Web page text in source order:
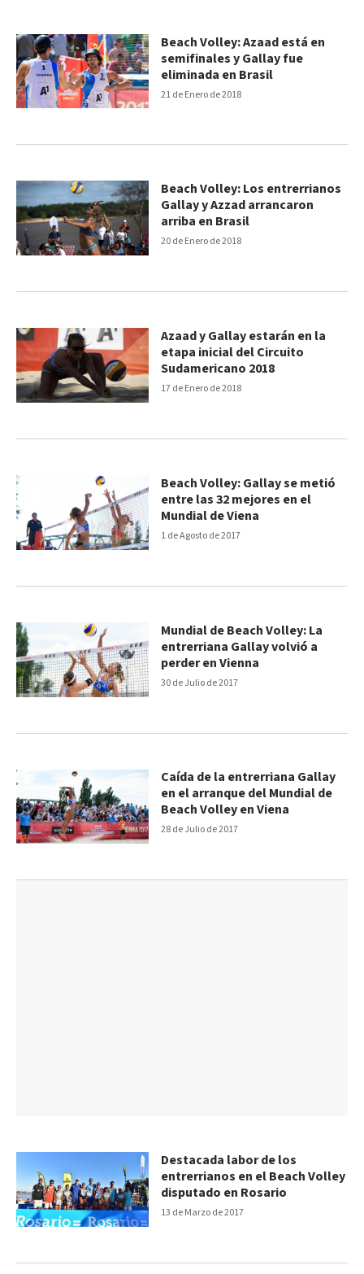
21 de Enero de 2018
Beach Volley: Azaad está en
semifinales y Gallay fue
eliminada en Brasil
20 de Enero de 2018
Beach Volley: Los entrerrianos
Gallay y Azzad arrancaron
arriba en Brasil
17 de Enero de 2018
Azaad y Gallay estarán en la
etapa inicial del Circuito
Sudamericano 2018
1 de Agosto de 2017
Beach Volley: Gallay se metió
entre las 32 mejores en el
Mundial de Viena
30 de Julio de 2017
Mundial de Beach Volley: La
entrerriana Gallay volvió a
perder en Vienna
28 de Julio de 2017
Caída de la entrerriana Gallay
en el arranque del Mundial de
Beach Volley en Viena
13 de Marzo de 2017
Destacada labor de los
entrerrianos en el Beach Volley
disputado en Rosario